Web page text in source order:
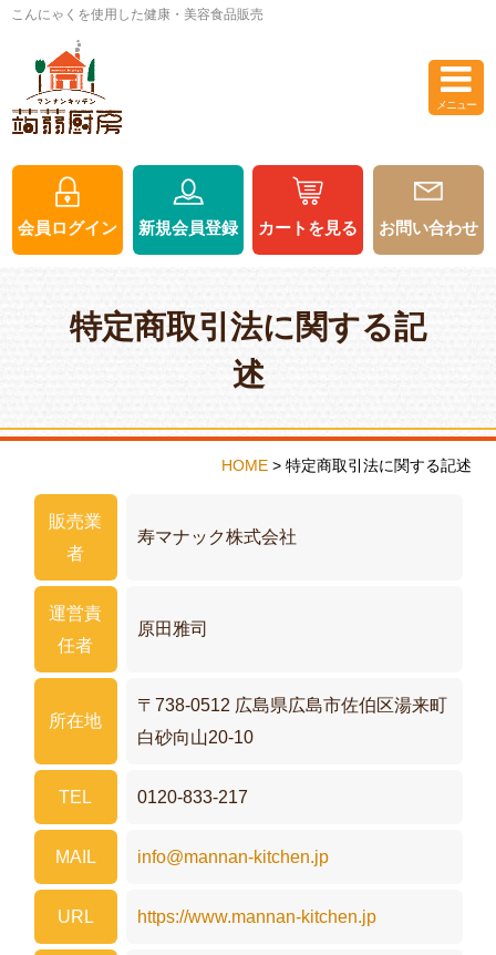
閉じる
カートを見る 会員ログイン 新規会員登録
とは？
お知らせ お客様の声
第1回マンナンベーグル総選挙
特定商取引法に関する記述
こんにゃくを使用した健康・美容食品販売
メニュー
会員ログイン 新規会員登録 カートを見る お問い合わせ
特定商取引法に関する記
述
HOME> 特定商取引法に関する記述
販売業
者
寿マナック株式会社
運営責
任者
原田雅司
所在地
〒738-0512 広島県広島市佐伯区湯来町
白砂向山20-10
TEL 0120-833-217
MAIL info@mannan-kitchen.jp
URL https://www.mannan-kitchen.jp